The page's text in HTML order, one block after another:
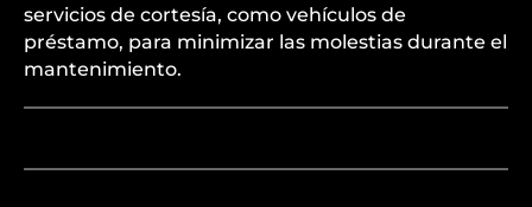
servicios de cortesía, como vehículos de
préstamo, para minimizar las molestias durante el
mantenimiento.